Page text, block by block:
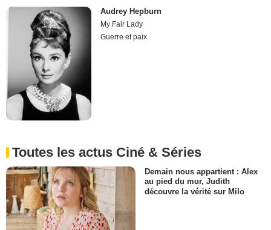
Audrey Hepburn
My Fair Lady
Guerre et paix
Toutes les actus Ciné & Séries
Demain nous appartient : Alex
au pied du mur, Judith
découvre la vérité sur Milo